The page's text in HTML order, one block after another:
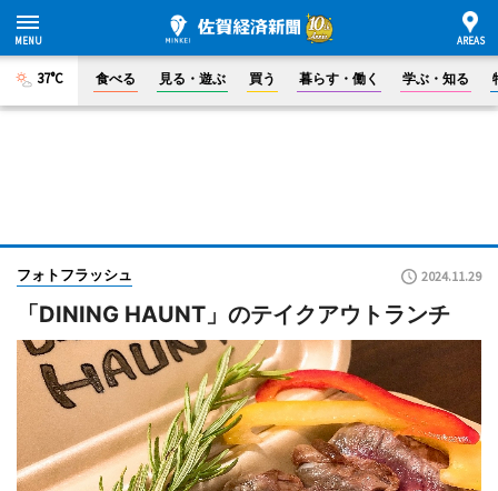
37°C 食べる 見る・遊ぶ 買う 暮らす・働く 学ぶ・知る
フォトフラッシュ 2024.11.29
「DINING HAUNT」のテイクアウトランチ